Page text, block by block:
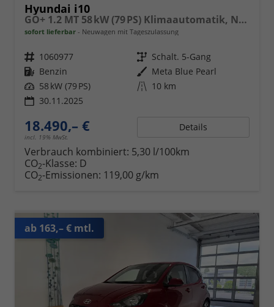
Hyundai i10
GO+ 1.2 MT 58 kW (79 PS) Klimaautomatik, Navigationssystem, Apple CarPlay & Android Auto, Sitzheizung, Lenkradheizung, Einparkhilfe hinten, Rückfahrkamera, Privacy Glass, 15" Leichtmetallfelgen, uvm.
sofort lieferbar Neuwagen mit Tageszulassung
Fahrzeugnr. 1060977 Getriebe Schalt. 5-Gang
Kraftstoff Benzin Außenfarbe Meta Blue Pearl
Leistung 58 kW (79 PS) Kilometerstand 10 km
30.11.2025
18.490,– €
incl. 19% MwSt.
Details
Verbrauch kombiniert: 5,30 l/100km
CO2-Klasse: D
CO2-Emissionen: 119,00 g/km
ab 163,– € mtl.